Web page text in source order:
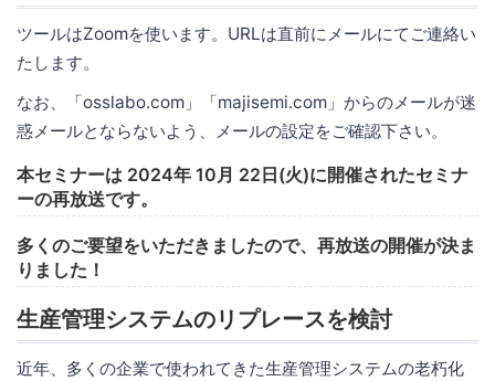
ツールはZoomを使います。URLは直前にメールにてご連絡い
たします。
なお、「osslabo.com」「majisemi.com」からのメールが迷
惑メールとならないよう、メールの設定をご確認下さい。
本セミナーは 2024年 10月 22日(火)に開催されたセミナ
ーの再放送です。
多くのご要望をいただきましたので、再放送の開催が決ま
りました！
生産管理システムのリプレースを検討
近年、多くの企業で使われてきた生産管理システムの老朽化